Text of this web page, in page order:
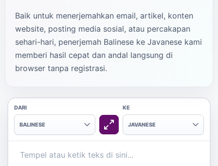
Baik untuk menerjemahkan email, artikel, konten
website, posting media sosial, atau percakapan
sehari-hari, penerjemah Balinese ke Javanese kami
memberi hasil cepat dan andal langsung di
browser tanpa registrasi.
DARI
BALINESE
KE
JAVANESE